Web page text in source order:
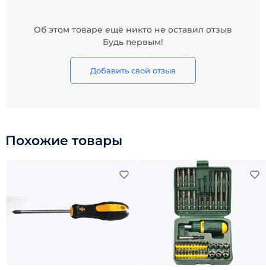
Об этом товаре ещё никто не оставил отзыв
Будь первым!
Добавить свой отзыв
Похожие товары